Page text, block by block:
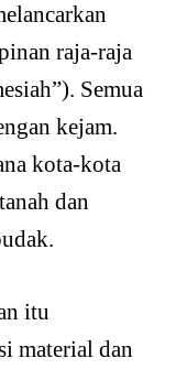
raja-raja
Semua
kejam.
kota-kota
dan
itu
material dan